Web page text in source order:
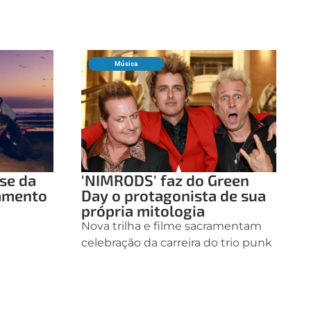
da
Música
'NIMRODS' faz do Green
Day o protagonista de sua
própria mitologia
Nova trilha e filme sacramentam
celebração da carreira do trio punk